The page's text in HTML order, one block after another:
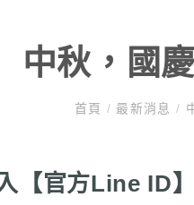
中秋，國
首頁 / 最新消息 /
【官方Line ID